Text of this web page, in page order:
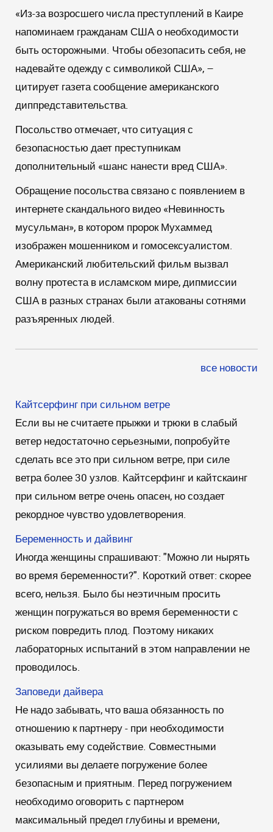
«Из-за возросшего числа преступлений в Каире
напоминаем гражданам США о необходимости
быть осторожными. Чтобы обезопасить себя, не
надевайте одежду с символикой США», –
цитирует газета сообщение американского
диппредставительства.
Посольство отмечает, что ситуация с
безопасностью дает преступникам
дополнительный «шанс нанести вред США».
Обращение посольства связано с появлением в
интернете скандального видео «Невинность
мусульман», в котором пророк Мухаммед
изображен мошенником и гомосексуалистом.
Американский любительский фильм вызвал
волну протеста в исламском мире, дипмиссии
США в разных странах были атакованы сотнями
разъяренных людей.
все новости
Кайтсерфинг при сильном ветре
Если вы не считаете прыжки и трюки в слабый
ветер недостаточно серьезными, попробуйте
сделать все это при сильном ветре, при силе
ветра более 30 узлов. Кайтсерфинг и кайтскаинг
при сильном ветре очень опасен, но создает
рекордное чувство удовлетворения.
Беременность и дайвинг
Иногда женщины спрашивают: "Можно ли нырять
во время беременности?". Короткий ответ: скорее
всего, нельзя. Было бы неэтичным просить
женщин погружаться во время беременности с
риском повредить плод. Поэтому никаких
лабораторных испытаний в этом направлении не
проводилось.
Заповеди дайвера
Не надо забывать, что ваша обязанность по
отношению к партнеру - при необходимости
оказывать ему содействие. Совместными
усилиями вы делаете погружение более
безопасным и приятным. Перед погружением
необходимо оговорить с партнером
максимальный предел глубины и времени,